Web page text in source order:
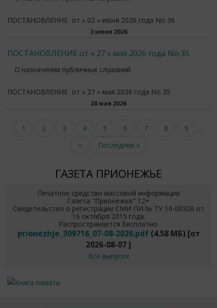
ПОСТАНОВЛЕНИЕ от « 02 » июня 2026 года No 36
3 июня 2026
ПОСТАНОВЛЕНИЕ от « 27 » мая 2026 года No 35
О назначении публичных слушаний
ПОСТАНОВЛЕНИЕ от « 27 » мая 2026 года No 35
28 мая 2026
Нумерация
Текущая
1 Page
2 Page
3 Page
4 Page
5 Page
6 Page
7 Page
8 Page
9
…
Следующая
››
Последняя
Последняя »
ГАЗЕТА ПРИОНЕЖЬЕ
Печатное средство массовой информации
Газета "Прионежье" 12+
Свидетельство о регистрации СМИ ПИ № ТУ 10-00326 от
16 октября 2015 года.
Распространяется бесплатно.
prionezhje_309716_07-08-2026.pdf (4.58 МБ)[от
2026-08-07]
Все выпуски